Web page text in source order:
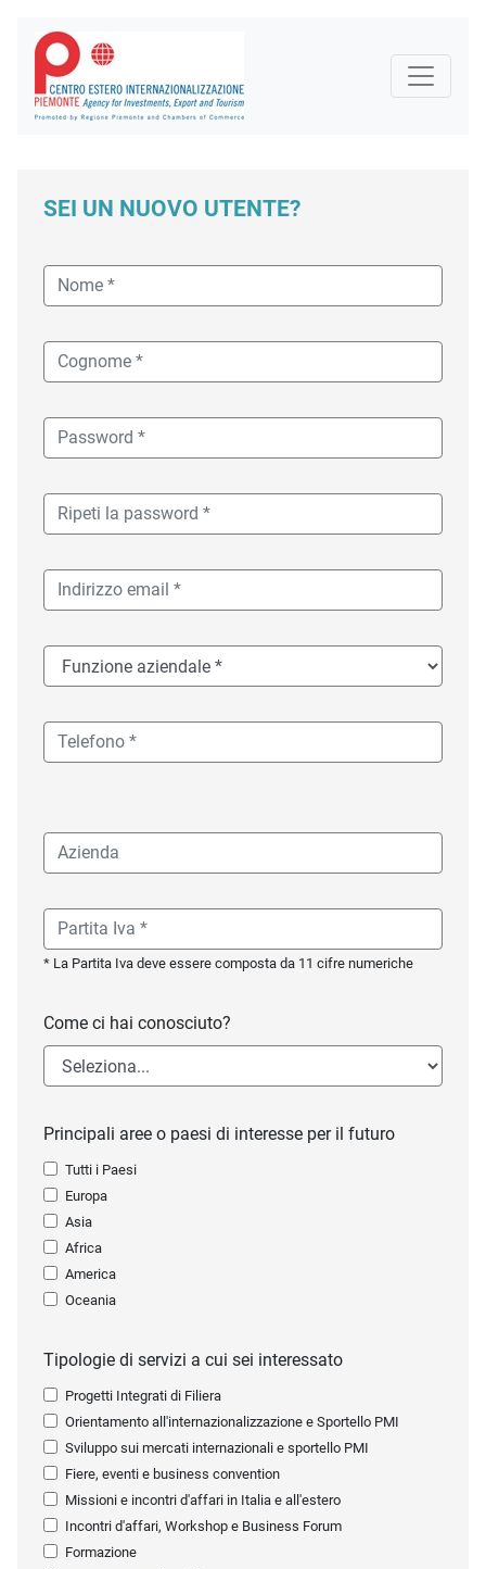
SEI UN NUOVO UTENTE?
* La Partita Iva deve essere composta da 11 cifre numeriche
Come ci hai conosciuto?
Principali aree o paesi di interesse per il futuro
Tutti i Paesi
Europa
Asia
Africa
America
Oceania
Tipologie di servizi a cui sei interessato
Progetti Integrati di Filiera
Orientamento all'internazionalizzazione e Sportello PMI
Sviluppo sui mercati internazionali e sportello PMI
Fiere, eventi e business convention
Missioni e incontri d'affari in Italia e all'estero
Incontri d'affari, Workshop e Business Forum
Formazione